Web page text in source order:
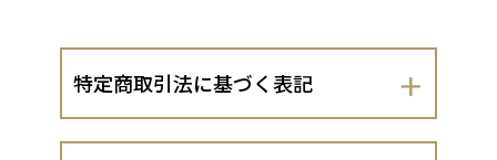
特定商取引法に基づく表記
会社名